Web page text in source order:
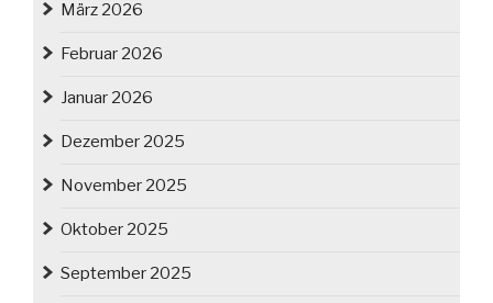
März 2026
Februar 2026
Januar 2026
Dezember 2025
November 2025
Oktober 2025
September 2025